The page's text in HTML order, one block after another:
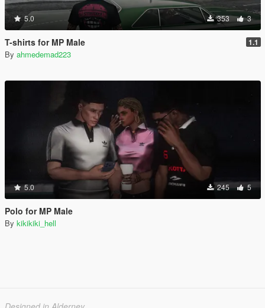
5.0 353 3
T-shirts for MP Male 1.1
By ahmedemad223
5.0 245 5
Polo for MP Male
By kikikiki_hell